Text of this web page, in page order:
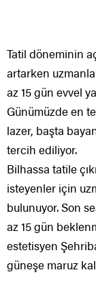
Tatil döneminin
artarken
az 15 gün evvel
Günümüzde en
lazer, başta
tercih ediliyor.
Bilhassa tatile
isteyenler için
bulunuyor. Son
az 15 gün
estetisyen
güneşe maruz